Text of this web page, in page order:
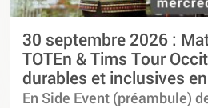
30 septembre 2026 :
TOTEn & Tims Tour
durables et inclusives
En Side Event (préambule)